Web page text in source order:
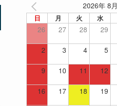
2026年 8月
日 月 火 水
26 27 28 29
2 3 4 5
9 10 11 12
16 17 18 19